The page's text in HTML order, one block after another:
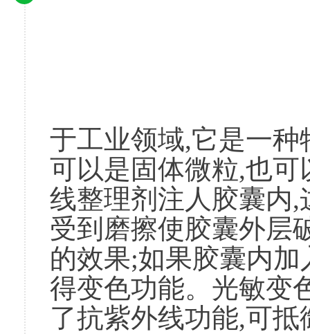
于工业领域,它是一
可以是固体微粒,也
线整理剂注人胶囊内
受到磨擦使胶囊外层
的效果;如果胶囊内
得变色功能。光敏变
了抗紫外线功能,可